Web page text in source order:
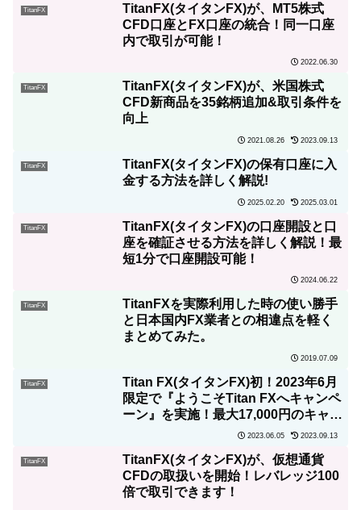
TitanFX
TitanFX(タイタンFX)が、MT5株式
CFD口座とFX口座の統合！同一口座
内で取引が可能！
2022.06.30
TitanFX
TitanFX(タイタンFX)が、米国株式
CFD新商品を35銘柄追加&取引条件を
向上
2021.08.26 2023.09.13
TitanFX
TitanFX(タイタンFX)の保有口座に入
金する方法を詳しく解説!
2025.02.20 2025.03.01
TitanFX
TitanFX(タイタンFX)の口座開設と口
座を確証させる方法を詳しく解説！最
短1分で口座開設可能！
2024.06.22
TitanFX
TitanFXを実際利用した時の使い勝手
と日本国内FX業者との相違点を軽く
まとめてみた。
2019.07.09
TitanFX
Titan FX(タイタンFX)初！2023年6月
限定で『ようこそTitan FXへキャンペ
ーン』を実施！最大17,000円のキャッ
シュバックを贈呈！
2023.06.05 2023.09.13
TitanFX
TitanFX(タイタンFX)が、仮想通貨
CFDの取扱いを開始！レバレッジ100
倍で取引できます！